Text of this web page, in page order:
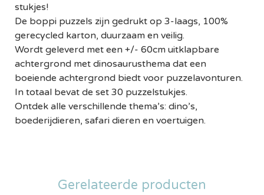
stukjes!
De boppi puzzels zijn gedrukt op 3-laags, 100%
gerecycled karton, duurzaam en veilig.
Wordt geleverd met een +/- 60cm uitklapbare
achtergrond met dinosaurusthema dat een
boeiende achtergrond biedt voor puzzelavonturen.
In totaal bevat de set 30 puzzelstukjes.
Ontdek alle verschillende thema’s: dino’s,
boederijdieren, safari dieren en voertuigen.
Gerelateerde producten